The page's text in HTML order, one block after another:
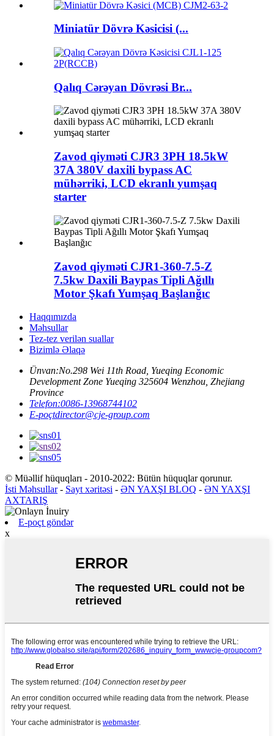
Miniatür Dövrə Kəsicisi (...
Qalıq Cərəyan Dövrəsi Br...
Zavod qiyməti CJR3 3PH 18.5kW
37A 380V daxili bypass AC
mühərriki, LCD ekranlı yumşaq
starter
Zavod qiyməti CJR1-360-7.5-Z
7.5kw Daxili Baypas Tipli Ağıllı
Motor Şkafı Yumşaq Başlanğıc
Haqqımızda
Məhsullar
Tez-tez verilən suallar
Bizimlə Əlaqə
Ünvan:No.298 Wei 11th Road, Yueqing Economic
Development Zone Yueqing 325604 Wenzhou, Zhejiang
Province
Telefon:0086-13968744102
E-poçtdirector@cje-group.com
© Müəllif hüquqları - 2010-2022: Bütün hüquqlar qorunur.
İsti Məhsullar- Sayt xəritəsi - ƏN YAXŞI BLOQ - ƏN YAXŞI
AXTARIŞ
E-poçt göndər
x